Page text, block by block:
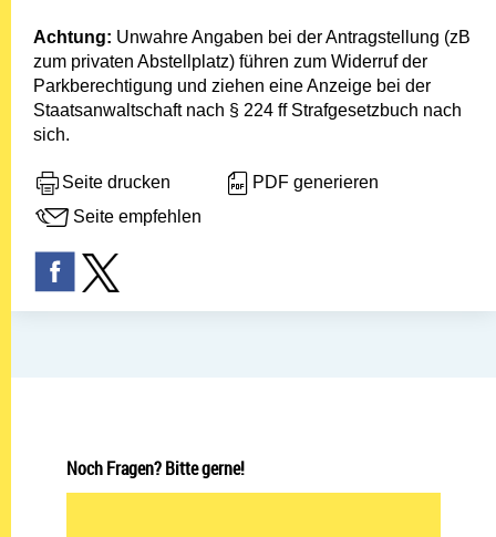
Achtung: Unwahre Angaben bei der Antragstellung (zB
zum privaten Abstellplatz) führen zum Widerruf der
Parkberechtigung und ziehen eine Anzeige bei der
Staatsanwaltschaft nach § 224 ff Strafgesetzbuch nach
sich.
Seite drucken
PDF generieren
Seite empfehlen
Noch Fragen? Bitte gerne!